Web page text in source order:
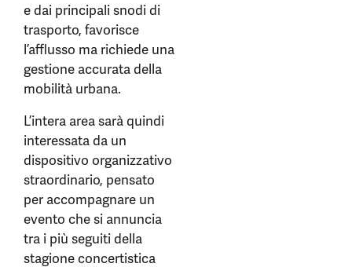
e dai principali snodi di
trasporto, favorisce
l’afflusso ma richiede una
gestione accurata della
mobilità urbana.
L’intera area sarà quindi
interessata da un
dispositivo organizzativo
straordinario, pensato
per accompagnare un
evento che si annuncia
tra i più seguiti della
stagione concertistica